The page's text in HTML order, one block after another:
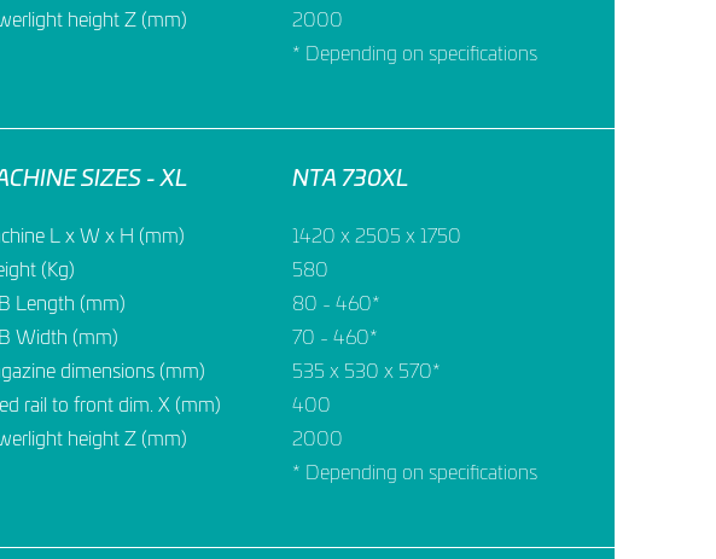
height Z (mm)
2000
* Depending on specifications
SIZES - XL NTA 730XL
L x W x H (mm)
1420 x 2505 x 1750
(Kg)
580
Length (mm)
80 - 460*
Width (mm)
70 - 460*
dimensions (mm)
535 x 530 x 570*
rail to front dim. X (mm)
400
height Z (mm)
2000
* Depending on specifications